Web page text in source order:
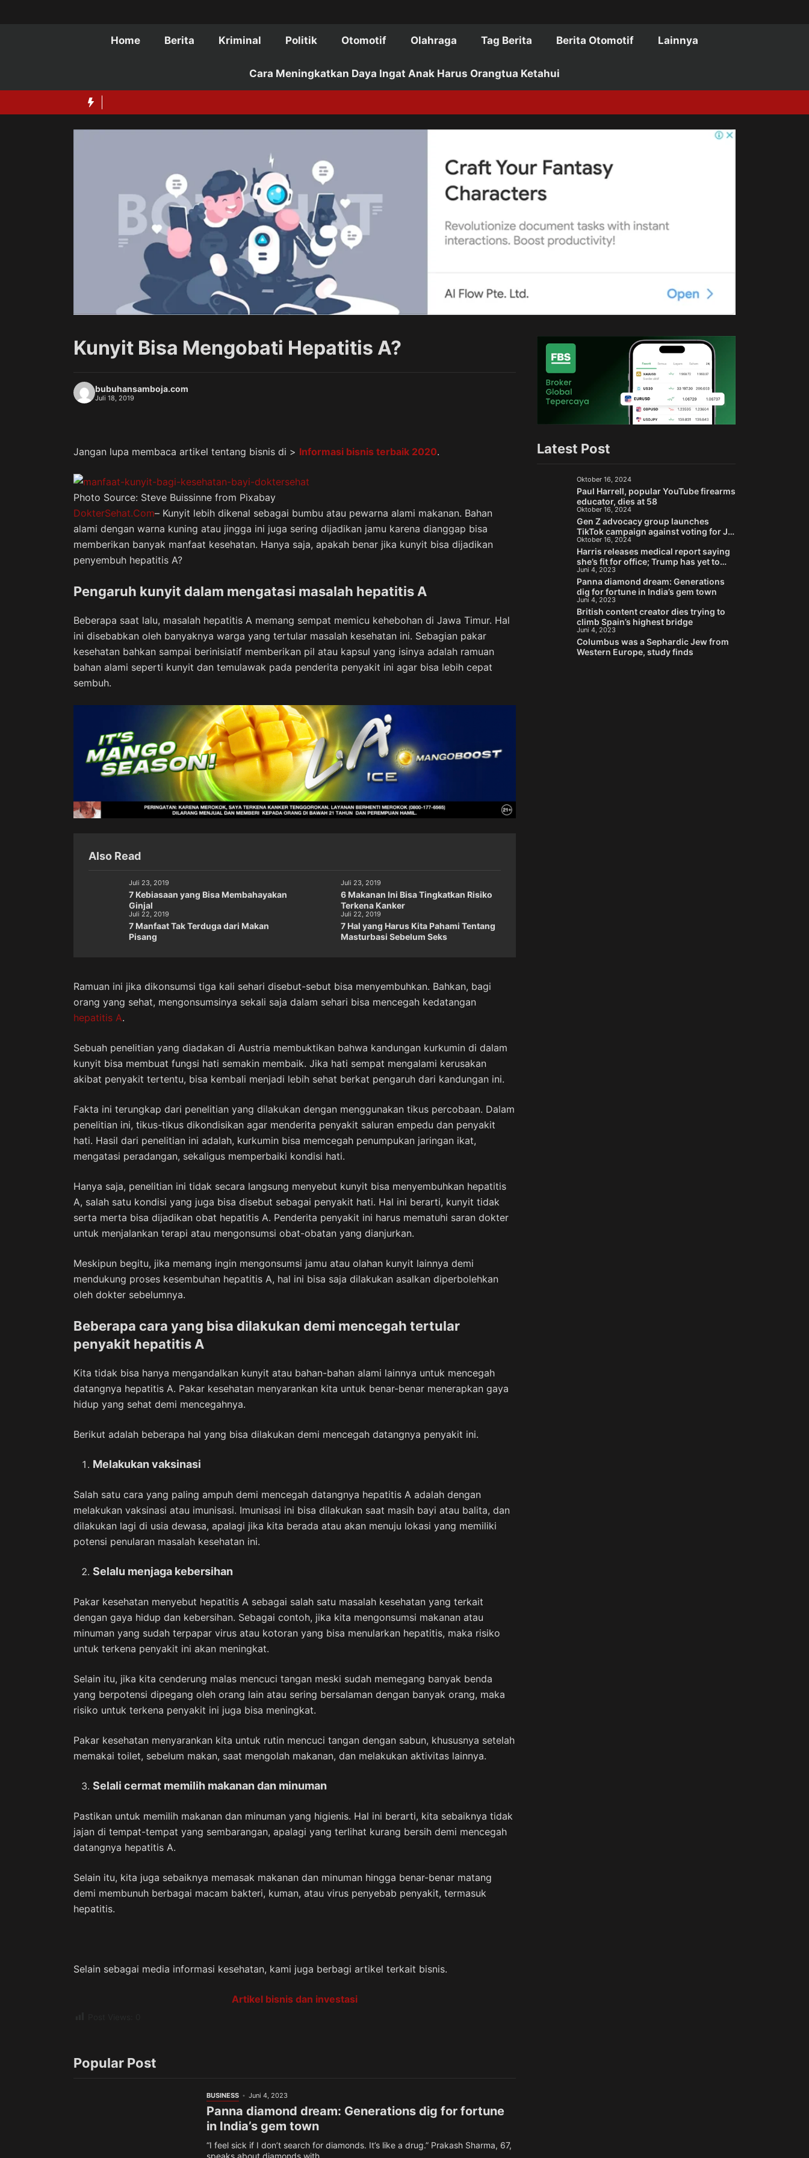
Home Berita Kriminal Politik Otomotif Olahraga Tag Berita Berita Otomotif Lainnya
Cara Meningkatkan Daya Ingat Anak Harus Orangtua Ketahui
Kunyit Bisa Mengobati Hepatitis A?
bubuhansamboja.com
Juli 18, 2019
Jangan lupa membaca artikel tentang bisnis di > Informasi bisnis terbaik 2020.
Photo Source: Steve Buissinne from Pixabay
DokterSehat.Com– Kunyit lebih dikenal sebagai bumbu atau pewarna alami makanan. Bahan
alami dengan warna kuning atau jingga ini juga sering dijadikan jamu karena dianggap bisa
memberikan banyak manfaat kesehatan. Hanya saja, apakah benar jika kunyit bisa dijadikan
penyembuh hepatitis A?
Pengaruh kunyit dalam mengatasi masalah hepatitis A
Beberapa saat lalu, masalah hepatitis A memang sempat memicu kehebohan di Jawa Timur. Hal
ini disebabkan oleh banyaknya warga yang tertular masalah kesehatan ini. Sebagian pakar
kesehatan bahkan sampai berinisiatif memberikan pil atau kapsul yang isinya adalah ramuan
bahan alami seperti kunyit dan temulawak pada penderita penyakit ini agar bisa lebih cepat
sembuh.
Also Read
Juli 23, 2019
7 Kebiasaan yang Bisa Membahayakan
Ginjal
Juli 23, 2019
6 Makanan Ini Bisa Tingkatkan Risiko
Terkena Kanker
Juli 22, 2019
7 Manfaat Tak Terduga dari Makan
Pisang
Juli 22, 2019
7 Hal yang Harus Kita Pahami Tentang
Masturbasi Sebelum Seks
Ramuan ini jika dikonsumsi tiga kali sehari disebut-sebut bisa menyembuhkan. Bahkan, bagi
orang yang sehat, mengonsumsinya sekali saja dalam sehari bisa mencegah kedatangan
hepatitis A.
Sebuah penelitian yang diadakan di Austria membuktikan bahwa kandungan kurkumin di dalam
kunyit bisa membuat fungsi hati semakin membaik. Jika hati sempat mengalami kerusakan
akibat penyakit tertentu, bisa kembali menjadi lebih sehat berkat pengaruh dari kandungan ini.
Fakta ini terungkap dari penelitian yang dilakukan dengan menggunakan tikus percobaan. Dalam
penelitian ini, tikus-tikus dikondisikan agar menderita penyakit saluran empedu dan penyakit
hati. Hasil dari penelitian ini adalah, kurkumin bisa memcegah penumpukan jaringan ikat,
mengatasi peradangan, sekaligus memperbaiki kondisi hati.
Hanya saja, penelitian ini tidak secara langsung menyebut kunyit bisa menyembuhkan hepatitis
A, salah satu kondisi yang juga bisa disebut sebagai penyakit hati. Hal ini berarti, kunyit tidak
serta merta bisa dijadikan obat hepatitis A. Penderita penyakit ini harus mematuhi saran dokter
untuk menjalankan terapi atau mengonsumsi obat-obatan yang dianjurkan.
Meskipun begitu, jika memang ingin mengonsumsi jamu atau olahan kunyit lainnya demi
mendukung proses kesembuhan hepatitis A, hal ini bisa saja dilakukan asalkan diperbolehkan
oleh dokter sebelumnya.
Beberapa cara yang bisa dilakukan demi mencegah tertular
penyakit hepatitis A
Kita tidak bisa hanya mengandalkan kunyit atau bahan-bahan alami lainnya untuk mencegah
datangnya hepatitis A. Pakar kesehatan menyarankan kita untuk benar-benar menerapkan gaya
hidup yang sehat demi mencegahnya.
Berikut adalah beberapa hal yang bisa dilakukan demi mencegah datangnya penyakit ini.
Melakukan vaksinasi
Salah satu cara yang paling ampuh demi mencegah datangnya hepatitis A adalah dengan
melakukan vaksinasi atau imunisasi. Imunisasi ini bisa dilakukan saat masih bayi atau balita, dan
dilakukan lagi di usia dewasa, apalagi jika kita berada atau akan menuju lokasi yang memiliki
potensi penularan masalah kesehatan ini.
Selalu menjaga kebersihan
Pakar kesehatan menyebut hepatitis A sebagai salah satu masalah kesehatan yang terkait
dengan gaya hidup dan kebersihan. Sebagai contoh, jika kita mengonsumsi makanan atau
minuman yang sudah terpapar virus atau kotoran yang bisa menularkan hepatitis, maka risiko
untuk terkena penyakit ini akan meningkat.
Selain itu, jika kita cenderung malas mencuci tangan meski sudah memegang banyak benda
yang berpotensi dipegang oleh orang lain atau sering bersalaman dengan banyak orang, maka
risiko untuk terkena penyakit ini juga bisa meningkat.
Pakar kesehatan menyarankan kita untuk rutin mencuci tangan dengan sabun, khususnya setelah
memakai toilet, sebelum makan, saat mengolah makanan, dan melakukan aktivitas lainnya.
Selali cermat memilih makanan dan minuman
Pastikan untuk memilih makanan dan minuman yang higienis. Hal ini berarti, kita sebaiknya tidak
jajan di tempat-tempat yang sembarangan, apalagi yang terlihat kurang bersih demi mencegah
datangnya hepatitis A.
Selain itu, kita juga sebaiknya memasak makanan dan minuman hingga benar-benar matang
demi membunuh berbagai macam bakteri, kuman, atau virus penyebab penyakit, termasuk
hepatitis.
Selain sebagai media informasi kesehatan, kami juga berbagi artikel terkait bisnis.
Artikel bisnis dan investasi
Popular Post
BUSINESS Juni 4, 2023
Panna diamond dream: Generations dig for fortune
in India’s gem town
“I feel sick if I don’t search for diamonds. It’s like a drug.” Prakash Sharma, 67,
speaks about diamonds with ...
Latest Post
Oktober 16, 2024
Paul Harrell, popular YouTube firearms
educator, dies at 58
Oktober 16, 2024
Gen Z advocacy group launches
TikTok campaign against voting for Jill
Stein
Oktober 16, 2024
Harris releases medical report saying
she’s fit for office; Trump has yet to
provide his
Juni 4, 2023
Panna diamond dream: Generations
dig for fortune in India’s gem town
Juni 4, 2023
British content creator dies trying to
climb Spain’s highest bridge
Juni 4, 2023
Columbus was a Sephardic Jew from
Western Europe, study finds